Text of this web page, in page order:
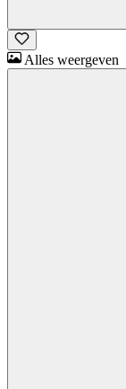
Alles weergeven